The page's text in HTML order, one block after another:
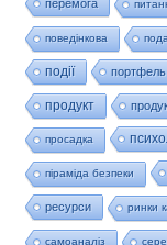
перемога
поведінкова
події портфель
продукт
просадка
піраміда безпеки
ресурси ринки
самоаналіз